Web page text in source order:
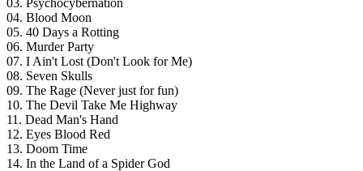
03. Psychocybernation
04. Blood Moon
05. 40 Days a Rotting
06. Murder Party
07. I Ain't Lost (Don't Look for Me)
08. Seven Skulls
09. The Rage (Never just for fun)
10. The Devil Take Me Highway
11. Dead Man's Hand
12. Eyes Blood Red
13. Doom Time
14. In the Land of a Spider God